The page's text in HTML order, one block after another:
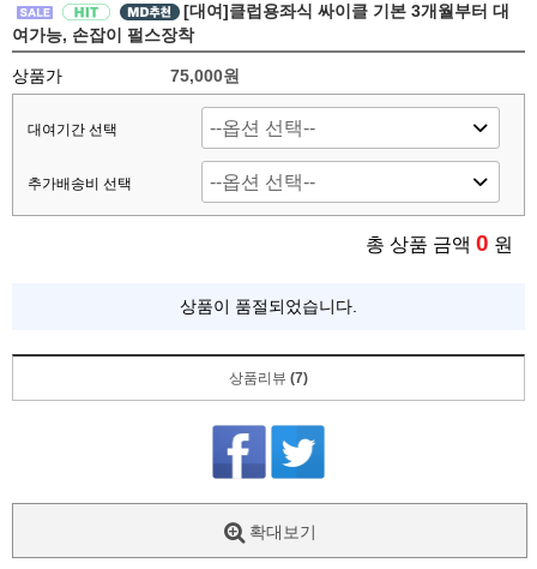
[대여]클럽용좌식 싸이클 기본 3개월부터 대
여가능, 손잡이 펄스장착
상품가 75,000원
대여기간 선택
추가배송비 선택
총 상품 금액 0 원
상품이 품절되었습니다.
상품리뷰 (7)
확대보기